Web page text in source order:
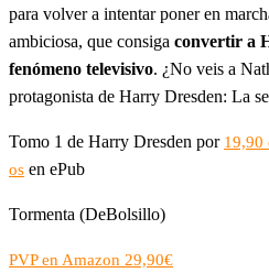
para volver a intentar poner en
ambiciosa, que consiga convertir a
fenómeno televisivo. ¿No veis a
protagonista de Harry Dresden: La
Tomo 1 de Harry Dresden por 19,90
os en ePub
Tormenta (DeBolsillo)
PVP en Amazon 29,90€